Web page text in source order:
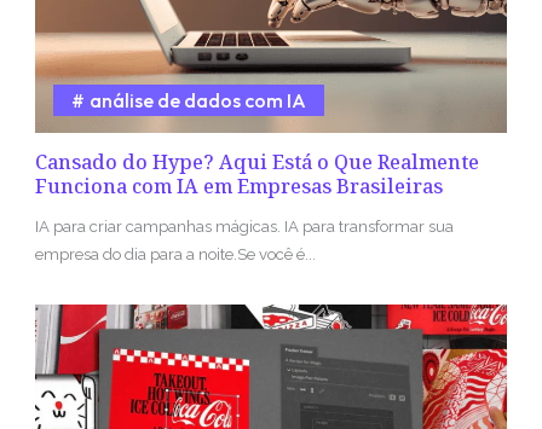
Cansado do Hype? Aqui Está o Que Realmente
Funciona com IA em Empresas Brasileiras
análise de dados com IA
IA para criar campanhas mágicas. IA para transformar sua
empresa do dia para a noite.Se você é...